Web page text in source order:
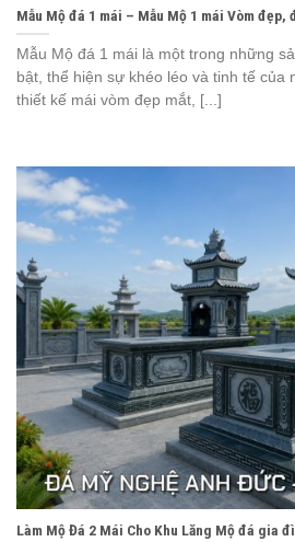
Mẫu Mộ đá 1 mái – Mẫu Mộ 1 mái Vòm đẹp,
Mẫu Mộ đá 1 mái là một trong những
bật, thể hiện sự khéo léo và tinh tế của
thiết kế mái vòm đẹp mắt, [...]
Làm Mộ Đá 2 Mái Cho Khu Lăng Mộ đá gia